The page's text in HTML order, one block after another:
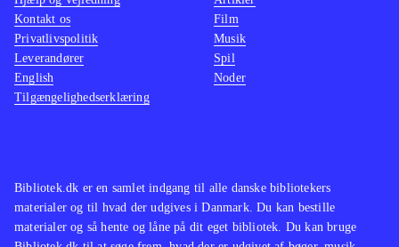
Bibliotek.dk er en samlet indgang til alle danske bibliotekers
materialer og til hvad der udgives i Danmark. Du kan bestille
materialer og så hente og låne på dit eget bibliotek. Du kan bruge
Kontakt os
Privatlivspolitik
Leverandører
English
Tilgængelighedserklæring
Film
Musik
Spil
Noder